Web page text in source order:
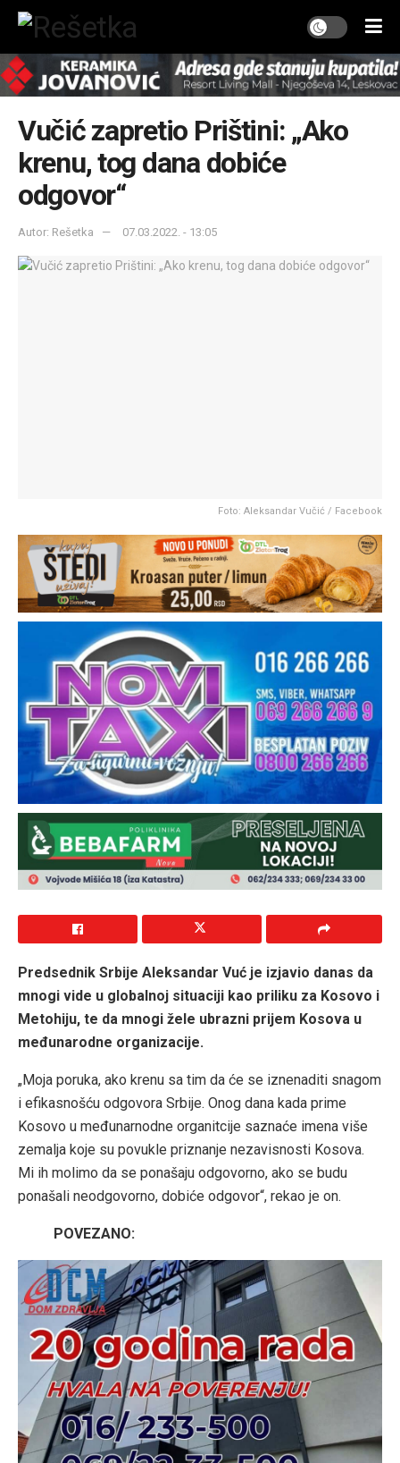
Vučić zapretio Prištini: „Ako
krenu, tog dana dobiće
odgovor“
Autor: Rešetka 07.03.2022. - 13:05
Foto: Aleksandar Vučić / Facebook
Predsednik Srbije Aleksandar Vuć je izjavio danas da
mnogi vide u globalnoj situaciji kao priliku za Kosovo i
Metohiju, te da mnogi žele ubrazni prijem Kosova u
međunarodne organizacije.
„Moja poruka, ako krenu sa tim da će se iznenaditi snagom
i efikasnošću odgovora Srbije. Onog dana kada prime
Kosovo u međunarnodne organitcije saznaće imena više
zemalja koje su povukle priznanje nezavisnosti Kosova.
Mi ih molimo da se ponašaju odgovorno, ako se budu
ponašali neodgovorno, dobiće odgovor“, rekao je on.
POVEZANO: